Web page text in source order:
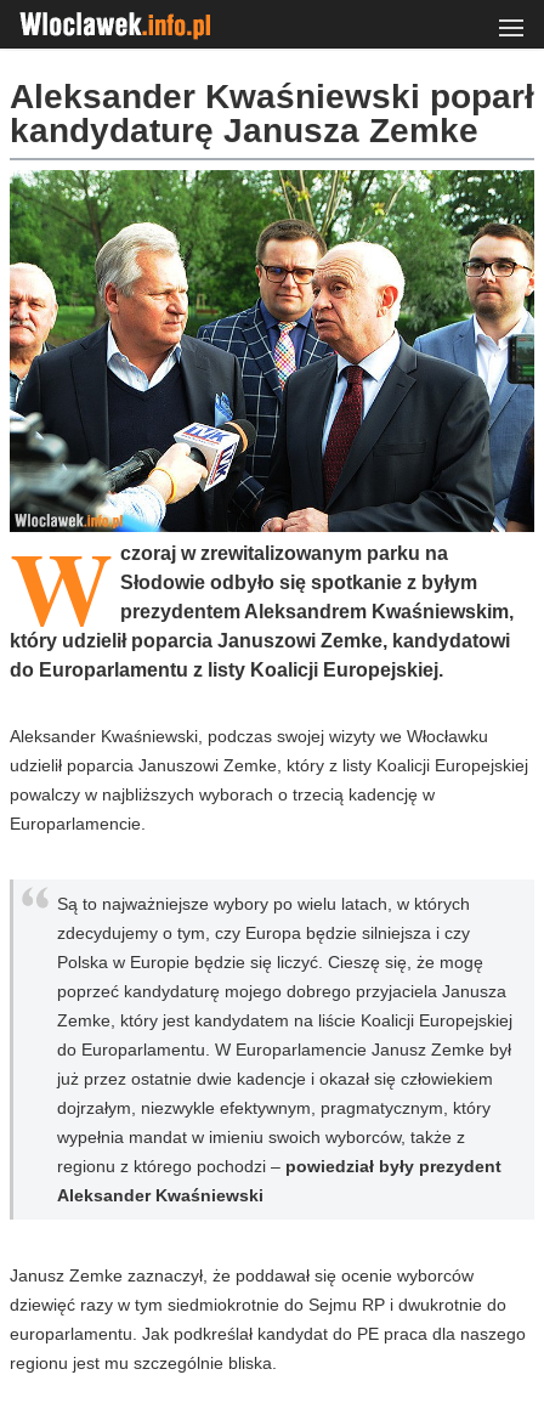
Aleksander Kwaśniewski poparł
kandydaturę Janusza Zemke
W czoraj w zrewitalizowanym parku na
Słodowie odbyło się spotkanie z byłym
prezydentem Aleksandrem Kwaśniewskim,
który udzielił poparcia Januszowi Zemke, kandydatowi
do Europarlamentu z listy Koalicji Europejskiej.
Aleksander Kwaśniewski, podczas swojej wizyty we Włocławku
udzielił poparcia Januszowi Zemke, który z listy Koalicji Europejskiej
powalczy w najbliższych wyborach o trzecią kadencję w
Europarlamencie.
Są to najważniejsze wybory po wielu latach, w których
zdecydujemy o tym, czy Europa będzie silniejsza i czy
Polska w Europie będzie się liczyć. Cieszę się, że mogę
poprzeć kandydaturę mojego dobrego przyjaciela Janusza
Zemke, który jest kandydatem na liście Koalicji Europejskiej
do Europarlamentu. W Europarlamencie Janusz Zemke był
już przez ostatnie dwie kadencje i okazał się człowiekiem
dojrzałym, niezwykle efektywnym, pragmatycznym, który
wypełnia mandat w imieniu swoich wyborców, także z
regionu z którego pochodzi – powiedział były prezydent
Aleksander Kwaśniewski
Janusz Zemke zaznaczył, że poddawał się ocenie wyborców
dziewięć razy w tym siedmiokrotnie do Sejmu RP i dwukrotnie do
europarlamentu. Jak podkreślał kandydat do PE praca dla naszego
regionu jest mu szczególnie bliska.